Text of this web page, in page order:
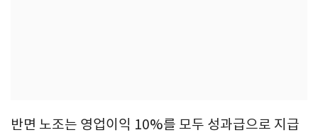
반면 노조는 영업이익 10%를 모두 성과급으로 지급